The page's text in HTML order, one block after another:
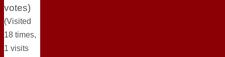
votes)
(Visited
18 times,
1 visits